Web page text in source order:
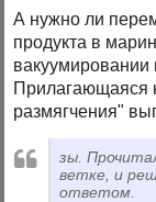
А нужно ли
продукта в
вакуумировании
Прилагающаяся
размягчения"
зы.
ветке, и
ответом.